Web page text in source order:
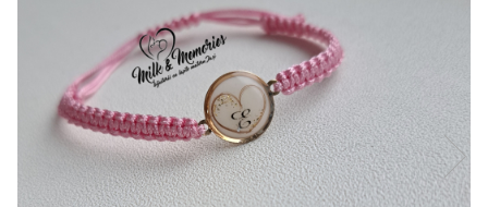
Seturi bijuterii
Seturi din argint
Seturi din aur